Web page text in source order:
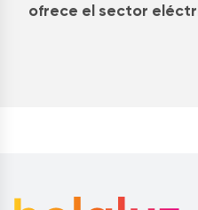
ofrece el sector